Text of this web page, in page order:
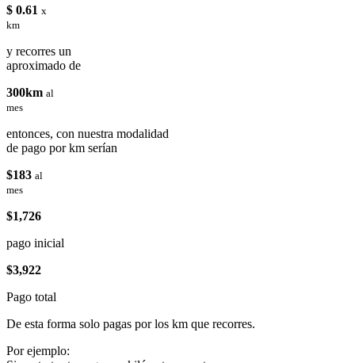
$ 0.61 x
km
y recorres un
aproximado de
300km al
mes
entonces, con nuestra modalidad
de pago por km serían
$183 al
mes
$1,726
pago inicial
$3,922
Pago total
De esta forma solo pagas por los km que recorres.
Por ejemplo: